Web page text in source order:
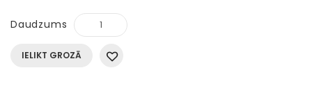
Daudzums
IELIKT GROZĀ